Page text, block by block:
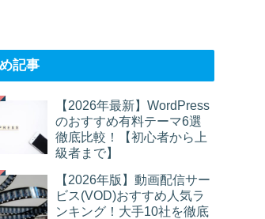
記事
【2026年最新】WordPress
のおすすめ有料テーマ6選
徹底比較！【初心者から上
級者まで】
【2026年版】動画配信サー
ビス(VOD)おすすめ人気ラ
ンキング！大手10社を徹底